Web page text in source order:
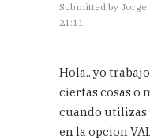
Submitted by Jorge
21:11
reply
Ya
se
puede
Hola.. yo
ciertas cosas o
cuando utilizas
en la opcion